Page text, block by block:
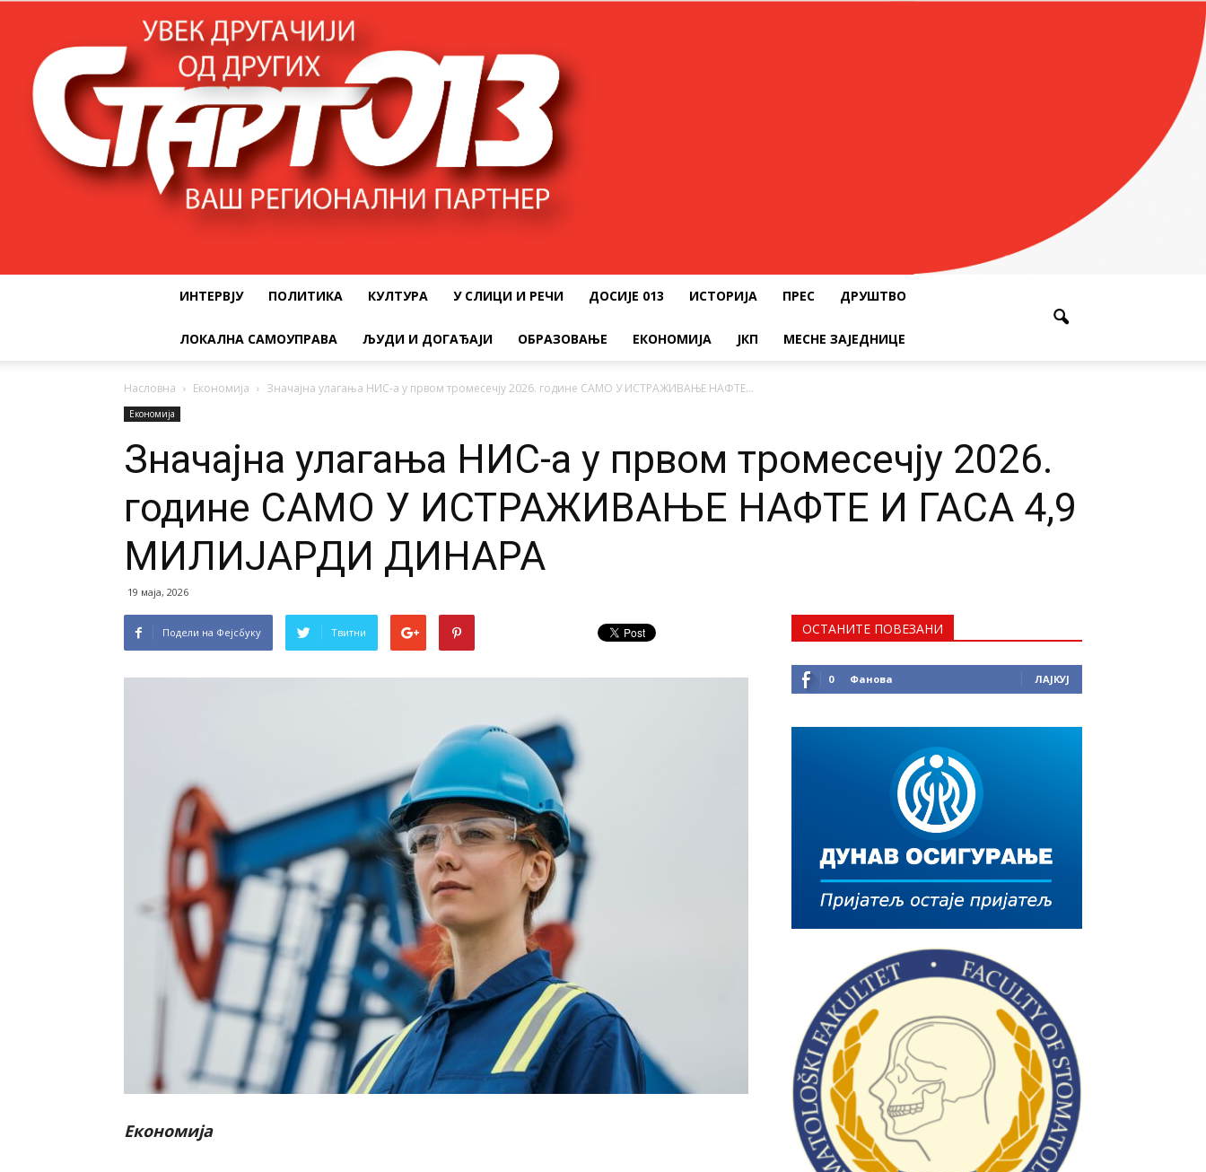
ИНТЕРВЈУ ПОЛИТИКА КУЛТУРА У СЛИЦИ И РЕЧИ ДОСИЈЕ 013 ИСТОРИЈА ПРЕС ДРУШТВО
ЛОКАЛНА САМОУПРАВА ЉУДИ И ДОГАЂАЈИ ОБРАЗОВАЊЕ ЕКОНОМИЈА ЈКП МЕСНЕ ЗАЈЕДНИЦЕ
Насловна Економија Значајна улагања НИС-а у првом тромесечју 2026. године САМО У ИСТРАЖИВАЊЕ НАФТЕ...
Економија
Значајна улагања НИС-а у првом тромесечју 2026.
године САМО У ИСТРАЖИВАЊЕ НАФТЕ И ГАСА 4,9
МИЛИЈАРДИ ДИНАРА
19 маја, 2026
Подели на Фејсбуку Твитни
Економија
ОСТАНИТЕ ПОВЕЗАНИ
0 Фанова ЛАЈКУЈ